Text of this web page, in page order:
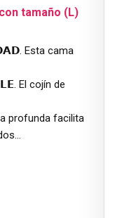
tamaño (L)
Esta cama
El cojín de
facilita